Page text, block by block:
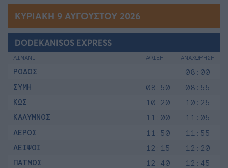
ΚΥΡΙΑΚΉ 9 ΑΥΓΟΎΣΤΟΥ 2026
DODEKANISOS EXPRESS
ΛΙΜΑΝΙ ΑΦΙΞΗ ΑΝΑΧΩΡΗΣΗ
ΡΟΔΟΣ
08:00
ΣΥΜΗ
08:50
08:55
ΚΩΣ
10:20
10:25
ΚΑΛΥΜΝΟΣ
11:00
11:05
ΛΕΡΟΣ
11:50
11:55
ΛΕΙΨΟΙ
12:15
12:20
ΠΑΤΜΟΣ
12:40
12:45